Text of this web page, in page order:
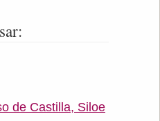
de Castilla, Siloe